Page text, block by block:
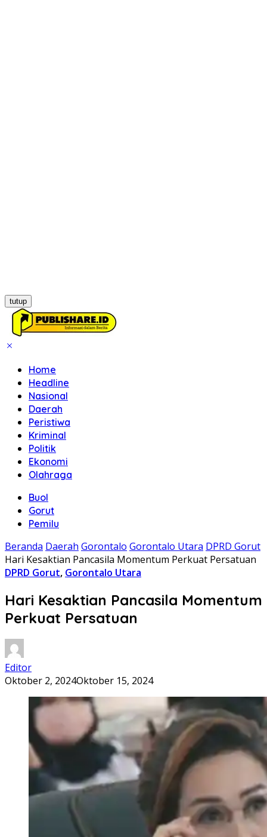
tutup
Home
Headline
Nasional
Daerah
Peristiwa
Kriminal
Politik
Ekonomi
Olahraga
Buol
Gorut
Pemilu
Beranda Daerah Gorontalo Gorontalo Utara DPRD Gorut
Hari Kesaktian Pancasila Momentum Perkuat Persatuan
DPRD Gorut, Gorontalo Utara
Hari Kesaktian Pancasila Momentum
Perkuat Persatuan
Editor
Oktober 2, 2024Oktober 15, 2024